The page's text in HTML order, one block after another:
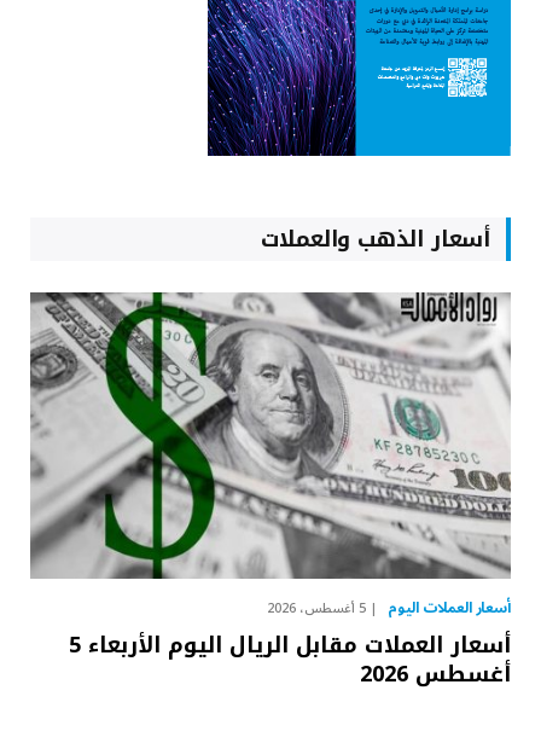
أسعار الذهب والعملات
أسعار العملات اليوم 5 أغسطس، 2026
أسعار العملات مقابل الريال اليوم الأربعاء 5
أغسطس 2026